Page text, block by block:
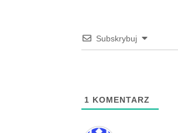
Subskrybuj
1 KOMENTARZ